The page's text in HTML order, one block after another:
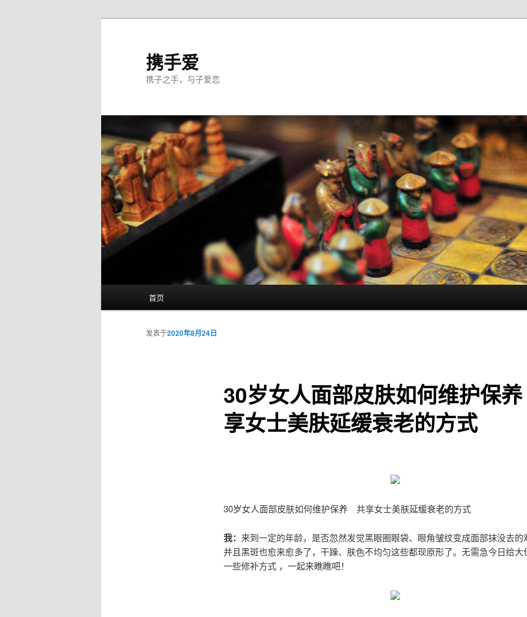
携手爱
携子之手，与子爱恋
首页
30岁女人面部皮肤如何维护保
享女士美肤延缓衰老的方式
发表于2020年8月24日
30岁女人面部皮肤如何维护保养 共享女士美肤延缓衰老的方式
我： 来到一定的年龄，是否忽然发觉黑眼圈眼袋、眼角皱纹变成面部抹没去的
并且黑斑也愈来愈多了，干躁、肤色不均匀这些都现原形了。无需急今日给大
一些修补方式 ，一起来瞧瞧吧！